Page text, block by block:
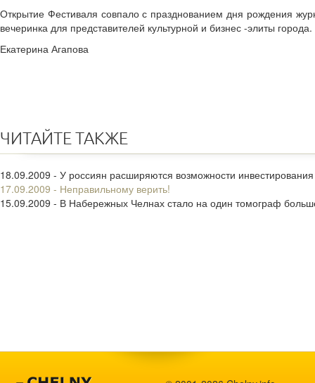
Открытие Фестиваля совпало с празднованием дня рождения
вечеринка для представителей культурной и бизнес -элиты города.
Екатерина Агапова
ЧИТАЙТЕ ТАКЖЕ
18.09.2009 - У россиян расширяются возможности инвестирования
17.09.2009 - Неправильному верить!
15.09.2009 - В Набережных Челнах стало на один томограф